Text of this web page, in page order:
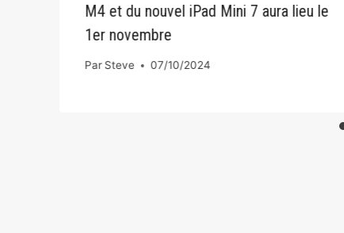
M4 et du nouvel iPad Mini 7 aura lieu le
1er novembre
ParSteve 07/10/2024